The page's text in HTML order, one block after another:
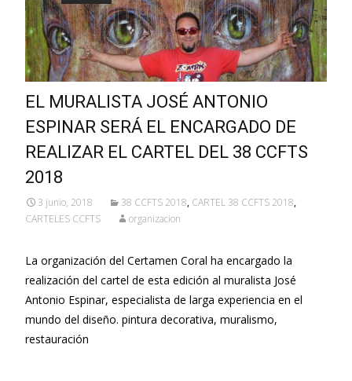
EL MURALISTA JOSÉ ANTONIO
ESPINAR SERÁ EL ENCARGADO DE
REALIZAR EL CARTEL DEL 38 CCFTS
2018
3 junio, 2018 38 CCFTS 2018, CARTEL 38 CCFTS 2018,
CARTELES CCFTS
organizacion
La organización del Certamen Coral ha encargado la
realización del cartel de esta edición al muralista José
Antonio Espinar, especialista de larga experiencia en el
mundo del diseño. pintura decorativa, muralismo,
restauración